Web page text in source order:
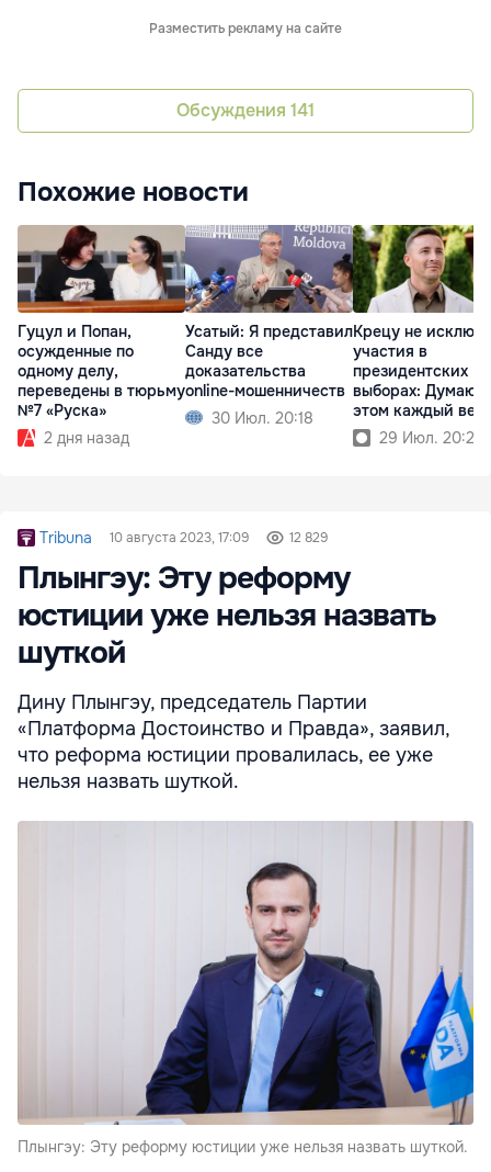
Разместить рекламу на сайте
Обсуждения 141
Похожие новости
Гуцул и Попан,
осужденные по
одному делу,
переведены в тюрьму
№7 «Руска»
2 дня назад
Усатый: Я представил
Санду все
доказательства
online-мошенничеств
30 Июл. 20:18
Крецу не
участия в
президентских
выборах: Думаю
этом каждый
29 Июл. 20:23
Tribuna 10 августа 2023, 17:09 12 829
Плынгэу: Эту реформу
юстиции уже нельзя назвать
шуткой
Дину Плынгэу, председатель Партии
«Платформа Достоинство и Правда», заявил,
что реформа юстиции провалилась, ее уже
нельзя назвать шуткой.
Плынгэу: Эту реформу юстиции уже нельзя назвать шуткой.